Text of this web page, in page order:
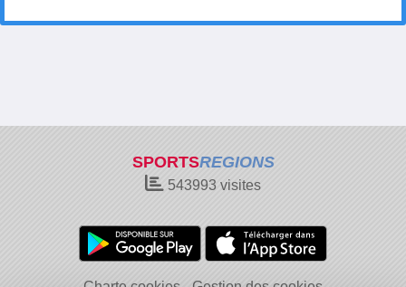
SPORTSREGIONS
543993 visites